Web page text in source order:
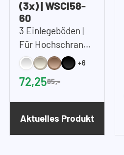
(3x) | WSCI58-
60
3 Einlegeböden |
Für Hochschrank
60cm (B)
+6
72,2585,-
Aktuelles Produkt